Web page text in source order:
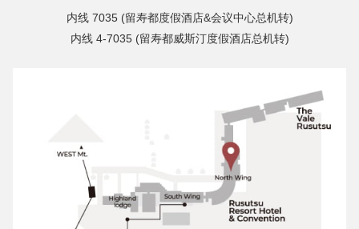
内线 7035 (留寿都度假酒店&会议中心总机转)
内线 4-7035 (留寿都威斯汀度假酒店总机转)